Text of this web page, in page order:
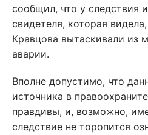
сообщил, что у следствия
свидетеля, которая
Кравцова вытаскивали из
аварии.
Вполне допустимо, что
источника в
правдивы, и, возможно,
следствие не торопится